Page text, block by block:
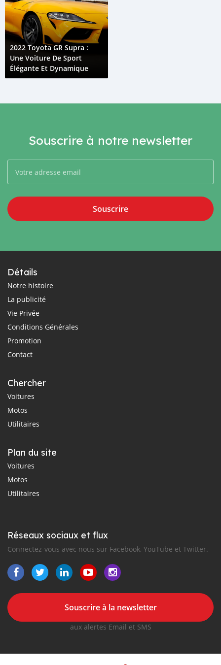
2022 Toyota GR Supra :
Une Voiture De Sport
Élégante Et Dynamique
Souscrire à notre newsletter
Souscrire
Détails
Notre histoire
La publicité
Vie Privée
Conditions Générales
Promotion
Contact
Chercher
Voitures
Motos
Utilitaires
Plan du site
Voitures
Motos
Utilitaires
Réseaux sociaux et flux
Connectez-vous avec nous sur Facebook, YouTube et Twitter.
Souscrire à la newsletter
aux alertes Email et SMS